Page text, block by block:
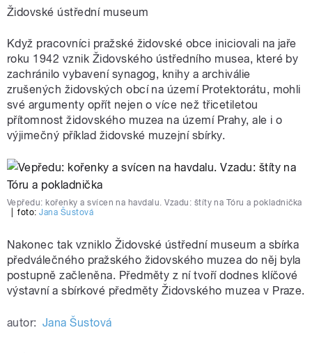
Židovské ústřední museum
Když pracovníci pražské židovské obce iniciovali na jaře
roku 1942 vznik Židovského ústředního musea, které by
zachránilo vybavení synagog, knihy a archiválie
zrušených židovských obcí na území Protektorátu, mohli
své argumenty opřít nejen o více než třicetiletou
přítomnost židovského muzea na území Prahy, ale i o
výjimečný příklad židovské muzejní sbírky.
Vepředu: kořenky a svícen na havdalu. Vzadu: štíty na Tóru a pokladnička
foto:Jana Šustová
Nakonec tak vzniklo Židovské ústřední museum a sbírka
předválečného pražského židovského muzea do něj byla
postupně začleněna. Předměty z ní tvoří dodnes klíčové
výstavní a sbírkové předměty Židovského muzea v Praze.
autor: Jana Šustová